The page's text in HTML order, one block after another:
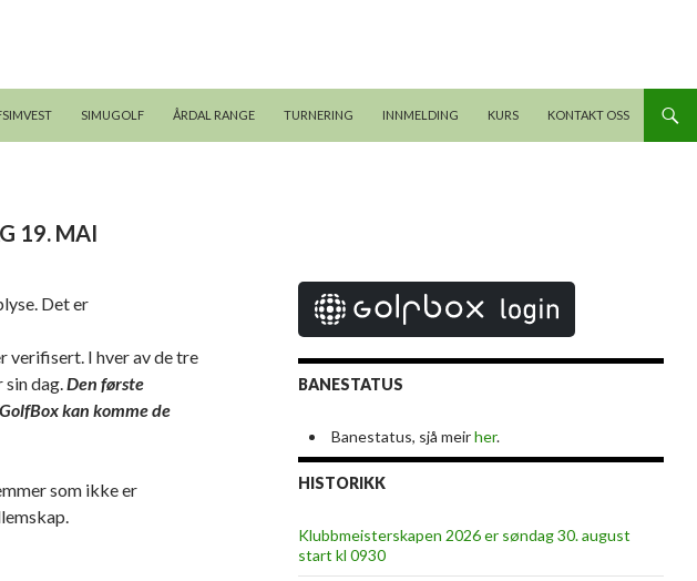
SIMUGOLF ÅRDAL RANGE TURNERING INNMELDING KURS KONTAKT OSS
19. MAI
Det er
verifisert. I hver av de tre
dag.Den første
kan komme de
som ikke er
BANESTATUS
Banestatus, sjå meirher.
HISTORIKK
Klubbmeisterskapen 2026 er søndag 30. august
start kl 0930